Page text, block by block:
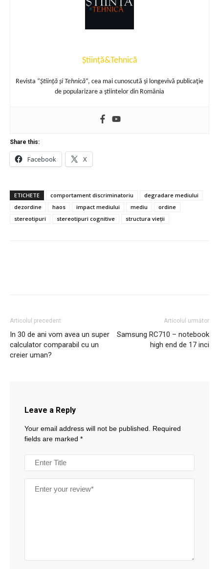
Știință&Tehnică
Revista “Ştiinţă şi Tehnică“, cea mai cunoscută şi longevivă publicaţie
de popularizare a ştiintelor din România
Share this:
Facebook X
ETICHETE comportament discriminatoriu
degradare mediului
dezordine
haos impact mediului mediu
ordine
stereotipuri
stereotipuri cognitive structura vieții
Articolul precedent
In 30 de ani vom avea un super
calculator comparabil cu un
creier uman?
Articolul următor
Samsung RC710 – notebook
high end de 17 inci
Leave a Reply
Your email address will not be published.
Required
fields are marked *